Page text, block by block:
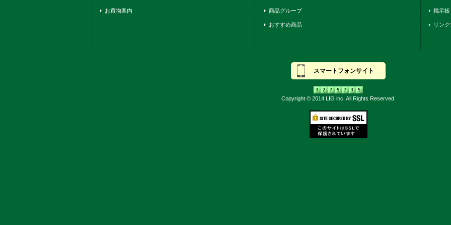
お買物案内 商品グループ
おすすめ商品
掲示板
リンク
スマートフォンサイト
Copyright © 2014 LIG inc. All Rights Reserved.